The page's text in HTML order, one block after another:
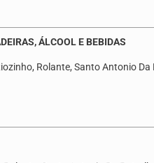
ÁLCOOL E BEBIDAS
Rolante, Santo Antonio